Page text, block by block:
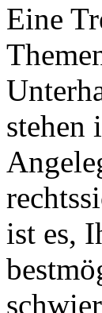
Eine
stehen
ist es,